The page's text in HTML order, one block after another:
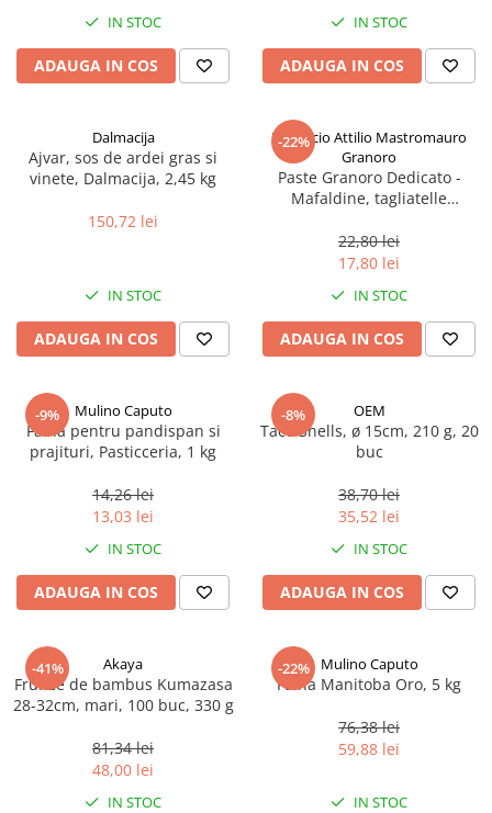
Spania / Cipru / Africa
Sare de mare din Oceanele Pacific
Sare de roca
Sare speciala
Specialitati din ulei
Terine si placinte
Uleiuri Premium
Uleiuri speciale/presate la rece
Ulei de masline extravirgin
Ulei Gegenbauer
Ulei Huilerie Beaujolaise
Ulei Wiberg Gastro
Prajitore paine
Gratare
IN STOC
ADAUGA IN COS
IN STOC
ADAUGA IN COS
Dalmacija
Ajvar, sos de ardei gras si
vinete, Dalmacija, 2,45 kg
150,72 lei
IN STOC
ADAUGA IN COS
-22%
Pastificio Attilio Mastromauro
Granoro
Paste Granoro Dedicato -
Mafaldine, tagliatelle
22,80 lei
17,80 lei
IN STOC
ADAUGA IN COS
-9% Mulino Caputo
Faina pentru pandispan si
prajituri, Pasticceria, 1 kg
14,26 lei
13,03 lei
IN STOC
ADAUGA IN COS
-8% OEM
Taco Shells, ø 15cm, 210 g, 20
buc
38,70 lei
35,52 lei
IN STOC
ADAUGA IN COS
-41% Akaya
Frunze de bambus Kumazasa
28-32cm, mari, 100 buc, 330 g
81,34 lei
48,00 lei
IN STOC
-22% Mulino Caputo
Faina Manitoba Oro, 5 kg
76,38 lei
59,88 lei
IN STOC